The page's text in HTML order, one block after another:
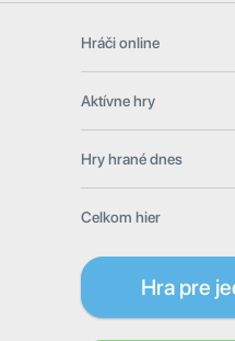
Hráči online
Aktívne hry
Hry hrané dnes
Celkom hier
Hra pre